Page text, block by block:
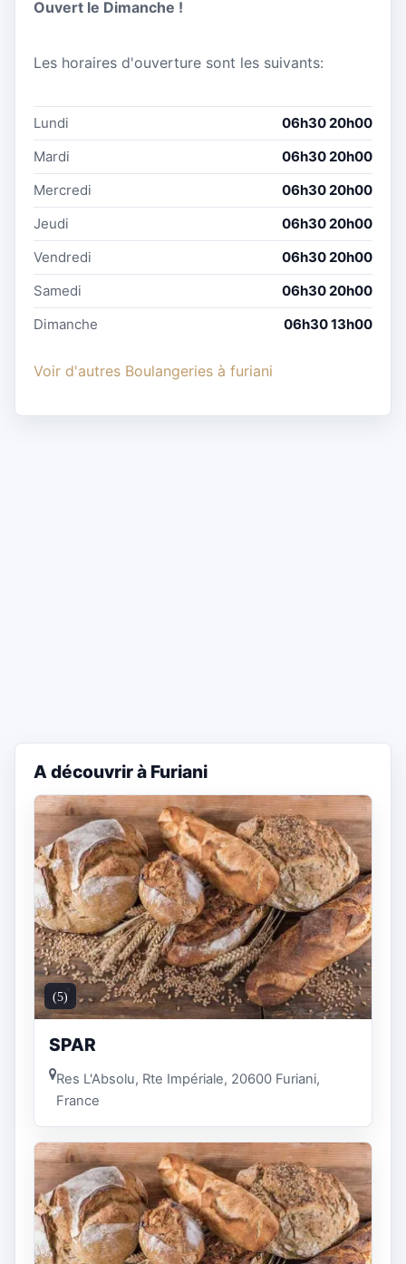
Ouvert le Dimanche !
Les horaires d'ouverture sont les suivants:
Lundi
06h30 20h00
Mardi
06h30 20h00
Mercredi
06h30 20h00
Jeudi
06h30 20h00
Vendredi
06h30 20h00
Samedi
06h30 20h00
Dimanche
06h30 13h00
Voir d'autres Boulangeries à furiani
A découvrir à Furiani
(5)
SPAR
Res L'Absolu, Rte Impériale, 20600 Furiani,
France